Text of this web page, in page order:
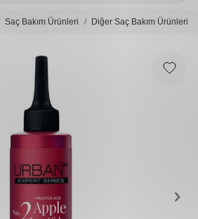
Saç Bakım Ürünleri Diğer Saç Bakım Ürünleri